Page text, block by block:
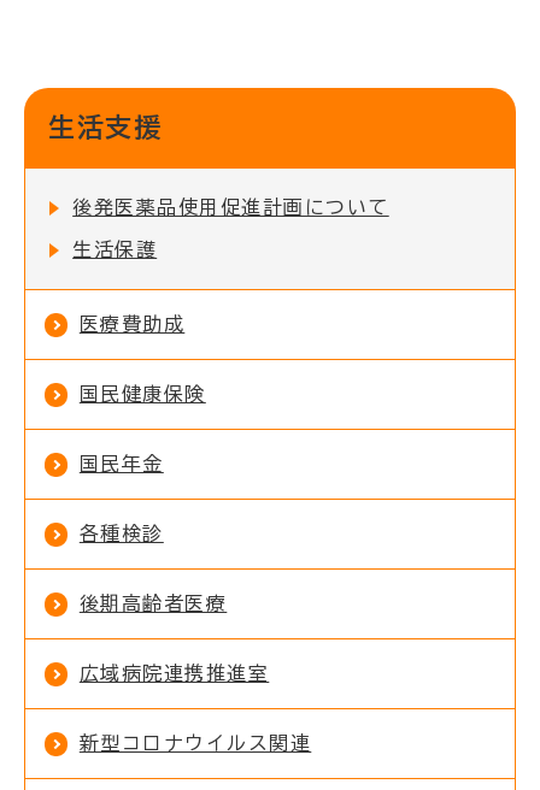
生活支援
後発医薬品使用促進計画について
生活保護
医療費助成
国民健康保険
国民年金
各種検診
後期高齢者医療
広域病院連携推進室
新型コロナウイルス関連